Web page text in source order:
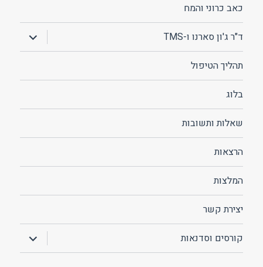
כאב כרוני והמח
ד"ר ג'ון סארנו ו-TMS הצג
תפריט
תהליך הטיפול
בלוג
שאלות ותשובות
הרצאות
המלצות
יצירת קשר
קורסים וסדנאות הצג
תפריט